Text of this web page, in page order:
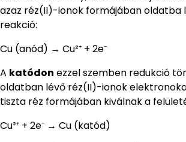
azaz réz(II)-ionok formájában oldatba
reakció:
Cu (anód) → Cu²⁺ + 2e⁻
A katódon ezzel szemben redukció
oldatban lévő réz(II)-ionok
tiszta réz formájában kiválnak a
Cu²⁺ + 2e⁻ → Cu (katód)